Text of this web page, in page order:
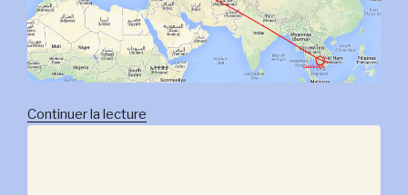
Continuer la lecture